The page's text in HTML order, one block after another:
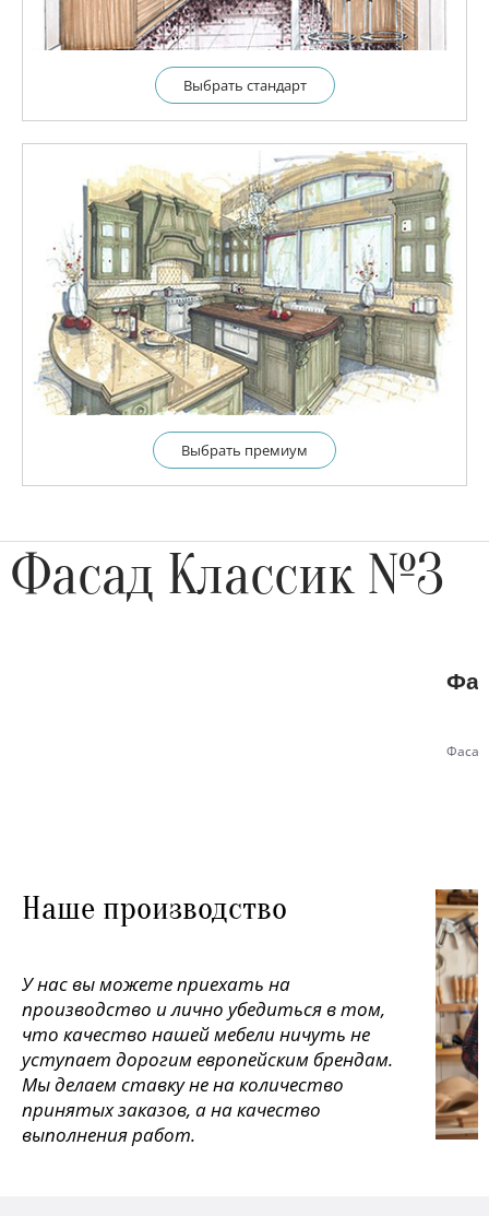
Выбрать cтандарт
Выбрать премиум
Фасад Классик №3
Наше производство
У нас вы можете приехать на
производство и лично убедиться в том,
что качество нашей мебели ничуть не
уступает дорогим европейским брендам.
Мы делаем ставку не на количество
принятых заказов, а на качество
выполнения работ.